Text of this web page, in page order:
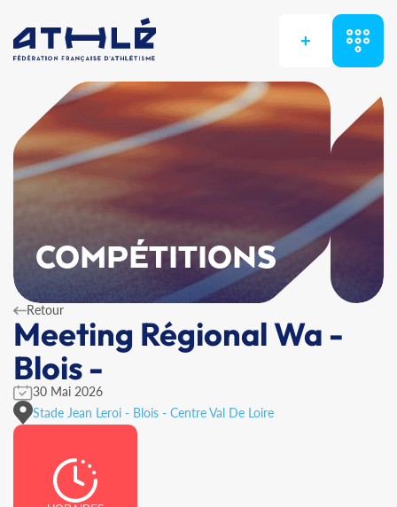
+
COMPÉTITIONS
Retour
Meeting Régional Wa -
Blois -
30 Mai 2026
Stade Jean Leroi - Blois - Centre Val De Loire